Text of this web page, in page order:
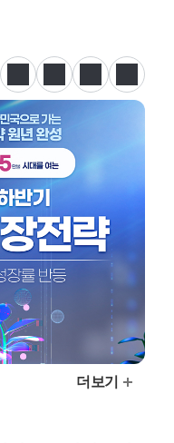
정지 이전 다음 카드뉴